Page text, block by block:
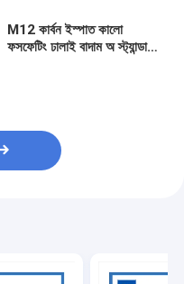
M12 কার্বন ইস্পাত কালো
ফসফেটিং ঢালাই বাদাম অ স্ট্যান্ডার্ড